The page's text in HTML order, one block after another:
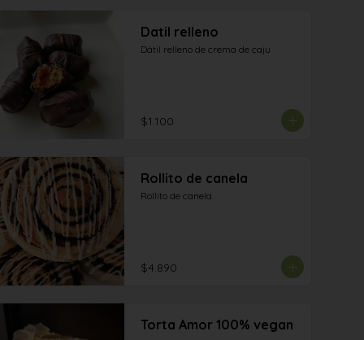
Datil relleno
Dátil relleno de crema de caju
$1.100
Rollito de canela
Rollito de canela
$4.890
Torta Amor 100% vegan